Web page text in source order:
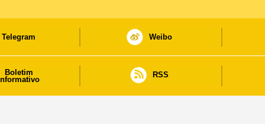
Telegram Weibo
Boletim
RSS